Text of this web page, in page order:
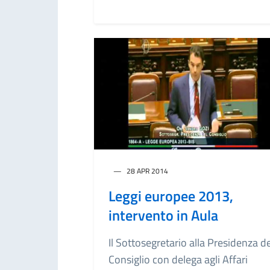
28 APR 2014
Leggi europee 2013,
intervento in Aula
Il Sottosegretario alla Presidenza
Consiglio con delega agli Affari